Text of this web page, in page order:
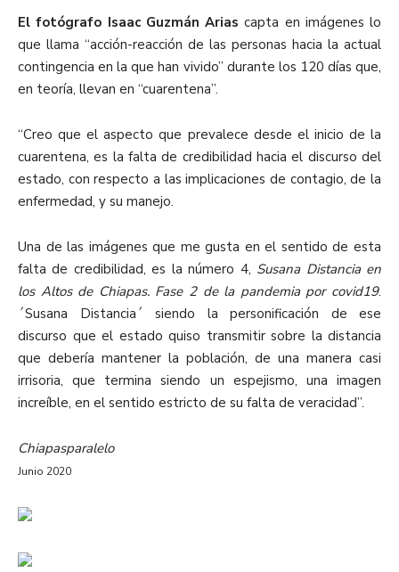
El fotógrafo Isaac Guzmán Arias capta en imágenes lo
que llama “acción-reacción de las personas hacia la actual
contingencia en la que han vivido” durante los 120 días que,
en teoría, llevan en “cuarentena”.
“Creo que el aspecto que prevalece desde el inicio de la
cuarentena, es la falta de credibilidad hacia el discurso del
estado, con respecto a las implicaciones de contagio, de la
enfermedad, y su manejo.
Una de las imágenes que me gusta en el sentido de esta
falta de credibilidad, es la número 4, Susana Distancia en
los Altos de Chiapas. Fase 2 de la pandemia por covid19.
´Susana Distancia´ siendo la personificación de ese
discurso que el estado quiso transmitir sobre la distancia
que debería mantener la población, de una manera casi
irrisoria, que termina siendo un espejismo, una imagen
increíble, en el sentido estricto de su falta de veracidad”.
Chiapasparalelo
Junio 2020